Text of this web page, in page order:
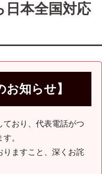
日本全国対応
お知らせ】
ており、代表電話がつ
。
りますこと、深くお詫